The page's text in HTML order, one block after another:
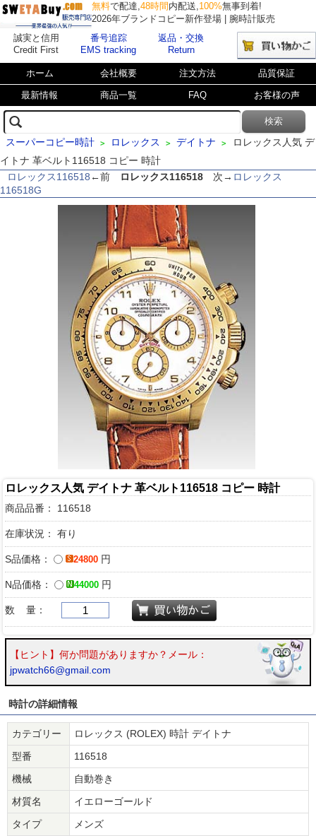
無料で配達,48時間 内配送,100%無事到着!
2026年ブランドコピー新作登場 | 腕時計販売
誠実と信用
Credit First
番号追踪
EMS tracking
返品・交換
Return
ホーム 会社概要 注文方法 品質保証
最新情報 商品一覧 FAQ お客様の声
スーパーコピー時計 > ロレックス > デイトナ >
ロレックス人気 デ
イトナ 革ベルト116518 コピー 時計
ロレックス116518 ←前 ロレックス116518 次→ ロレックス
116518G
ロレックス人気 デイトナ 革ベルト116518 コピー 時計
商品品番： 116518
在庫状況： 有り
S品価格： 24800 円
N品価格： 44000 円
数 量：
【ヒント】何か問題がありますか？メール：
jpwatch66@gmail.com
時計の詳細情報
カテゴリー
ロレックス (ROLEX) 時計 デイトナ
型番
116518
機械
自動巻き
材質名
イエローゴールド
タイプ
メンズ